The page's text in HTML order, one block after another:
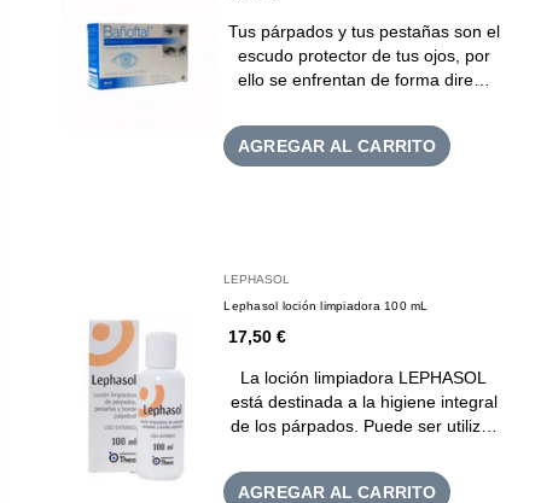
Tus párpados y tus pestañas son el
escudo protector de tus ojos, por
ello se enfrentan de forma dire…
AGREGAR AL CARRITO
LEPHASOL
Lephasol loción limpiadora 100 mL
17,50 €
La loción limpiadora LEPHASOL
está destinada a la higiene integral
de los párpados. Puede ser utiliz…
AGREGAR AL CARRITO